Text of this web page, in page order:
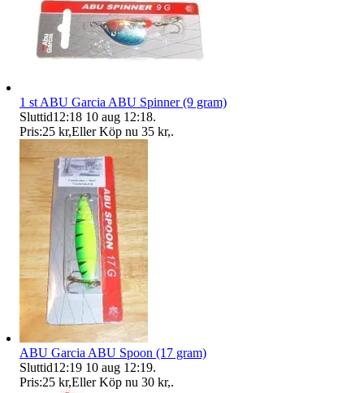
1 st ABU Garcia ABU Spinner (9 gram)
Sluttid12:18 10 aug 12:18.
Pris:25 kr,Eller Köp nu 35 kr,.
ABU Garcia ABU Spoon (17 gram)
Sluttid12:19 10 aug 12:19.
Pris:25 kr,Eller Köp nu 30 kr,.